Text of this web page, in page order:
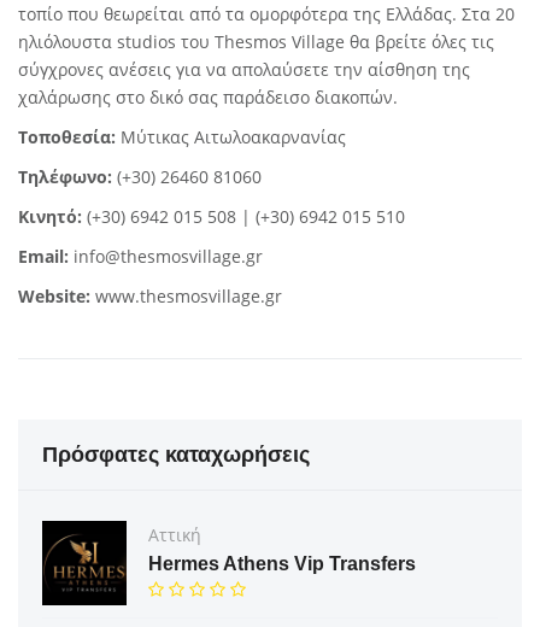
τοπίο που θεωρείται από τα ομορφότερα της Ελλάδας. Στα 20
ηλιόλουστα studios του Thesmos Village θα βρείτε όλες τις
σύγχρονες ανέσεις για να απολαύσετε την αίσθηση της
χαλάρωσης στο δικό σας παράδεισο διακοπών.
Τοποθεσία: Μύτικας Αιτωλοακαρνανίας
Τηλέφωνο: (+30) 26460 81060
Κινητό: (+30) 6942 015 508 | (+30) 6942 015 510
Email: info@thesmosvillage.gr
Website: www.thesmosvillage.gr
Πρόσφατες καταχωρήσεις
Αττική
Hermes Athens Vip Transfers